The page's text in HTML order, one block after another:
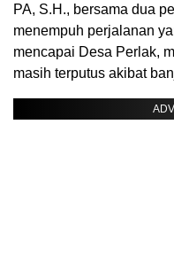
PA, S.H., bersama dua
menempuh perjalanan
mencapai Desa Perlak,
masih terputus akibat